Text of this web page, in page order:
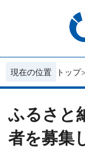
現在の位置 トップ
ふるさと
者を募集